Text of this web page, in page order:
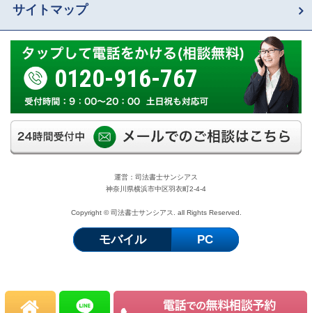
サイトマップ
0120-916-767
運営：司法書士サンシアス
神奈川県横浜市中区羽衣町2-4-4
Copyright © 司法書士サンシアス. all Rights Reserved.
モバイル PC